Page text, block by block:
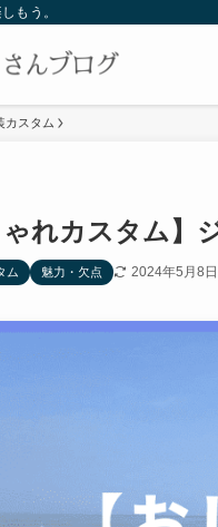
もう。
カスタム
ゃれカスタム】
ム 魅力・欠点 2024年5月8日